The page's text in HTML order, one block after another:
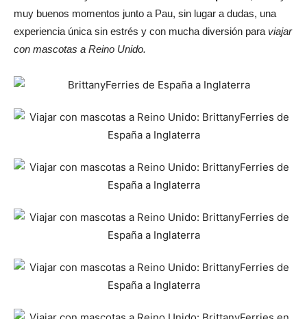
muy buenos momentos junto a Pau, sin lugar a dudas, una
experiencia única sin estrés y con mucha diversión para viajar
con mascotas a Reino Unido.